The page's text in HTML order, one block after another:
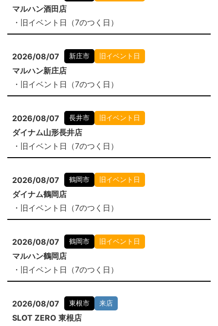
マルハン酒田店
・旧イベント日（7のつく日）
2026/08/07 新庄市 旧イベント日
マルハン新庄店
・旧イベント日（7のつく日）
2026/08/07 長井市 旧イベント日
ダイナム山形長井店
・旧イベント日（7のつく日）
2026/08/07 鶴岡市 旧イベント日
ダイナム鶴岡店
・旧イベント日（7のつく日）
2026/08/07 鶴岡市 旧イベント日
マルハン鶴岡店
・旧イベント日（7のつく日）
2026/08/07 東根市 来店
SLOT ZERO 東根店